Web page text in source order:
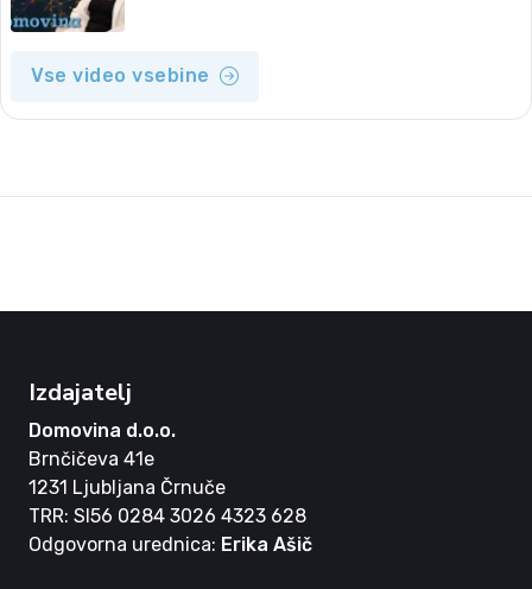
Vse video vsebine
Izdajatelj
Domovina d.o.o.
Brnčičeva 41e
1231 Ljubljana Črnuče
TRR: SI56 0284 3026 4323 628
Odgovorna urednica: Erika Ašič